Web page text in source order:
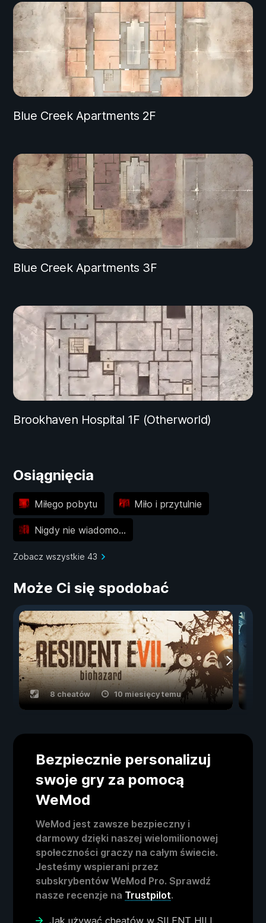
Blue Creek Apartments 2F
Blue Creek Apartments 3F
Brookhaven Hospital 1F (Otherworld)
Osiągnięcia
Miłego pobytu Miło i przytulnie
Nigdy nie wiadomo...
Zobacz wszystkie 43
Może Ci się spodobać
8 cheatów 10 miesięcy temu
Bezpiecznie personalizuj
swoje gry za pomocą
WeMod
WeMod jest zawsze bezpieczny i
darmowy dzięki naszej wielomilionowej
społeczności graczy na całym świecie.
Jesteśmy wspierani przez
subskrybentów WeMod Pro. Sprawdź
nasze recenzje na Trustpilot.